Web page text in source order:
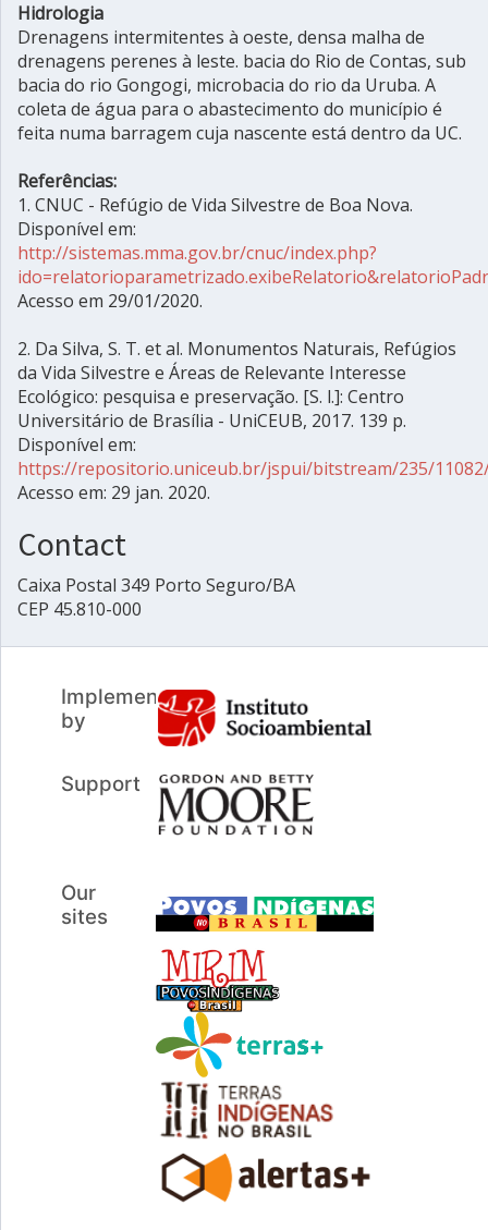
Hidrologia
Drenagens intermitentes à oeste, densa malha de
drenagens perenes à leste. bacia do Rio de Contas, sub
bacia do rio Gongogi, microbacia do rio da Uruba. A
coleta de água para o abastecimento do município é
feita numa barragem cuja nascente está dentro da UC.
Referências:
1. CNUC - Refúgio de Vida Silvestre de Boa Nova.
Disponível em:
http://sistemas.mma.gov.br/cnuc/index.php?
Acesso em 29/01/2020.
2. Da Silva, S. T. et al. Monumentos Naturais, Refúgios
da Vida Silvestre e Áreas de Relevante Interesse
Ecológico: pesquisa e preservação. [S. l.]: Centro
Universitário de Brasília - UniCEUB, 2017. 139 p.
Disponível em:
https://repositorio.uniceub.br/jspui/bitstream/235/
Acesso em: 29 jan. 2020.
Contact
Caixa Postal 349 Porto Seguro/BA
CEP 45.810-000